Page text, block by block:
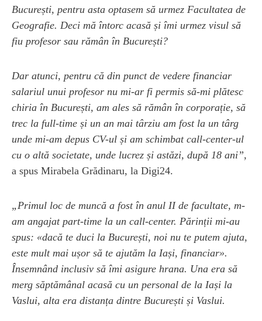
București, pentru asta optasem să urmez Facultatea de
Geografie. Deci mă întorc acasă și îmi urmez visul să
fiu profesor sau rămân în București?
Dar atunci, pentru că din punct de vedere financiar
salariul unui profesor nu mi-ar fi permis să-mi plătesc
chiria în București, am ales să rămân în corporație, să
trec la full-time și un an mai târziu am fost la un târg
unde mi-am depus CV-ul și am schimbat call-center-ul
cu o altă societate, unde lucrez și astăzi, după 18 ani”,
a spus Mirabela Grădinaru, la Digi24.
„Primul loc de muncă a fost în anul II de facultate, m-
am angajat part-time la un call-center. Părinții mi-au
spus: «dacă te duci la București, noi nu te putem ajuta,
este mult mai ușor să te ajutăm la Iași, financiar».
Însemnând inclusiv să îmi asigure hrana. Una era să
merg săptămânal acasă cu un personal de la Iași la
Vaslui, alta era distanța dintre București și Vaslui.